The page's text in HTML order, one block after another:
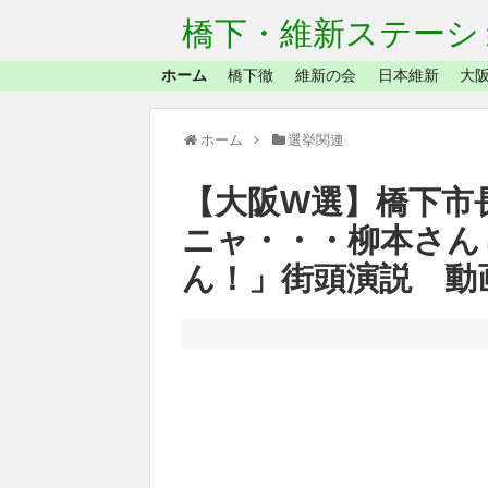
橋下・維新ステー
ホーム 橋下徹 維新の会 日本維新 大
ホーム 選挙関連
【大阪W選】橋下
ニャ・・・柳本さ
ん！」街頭演説 動